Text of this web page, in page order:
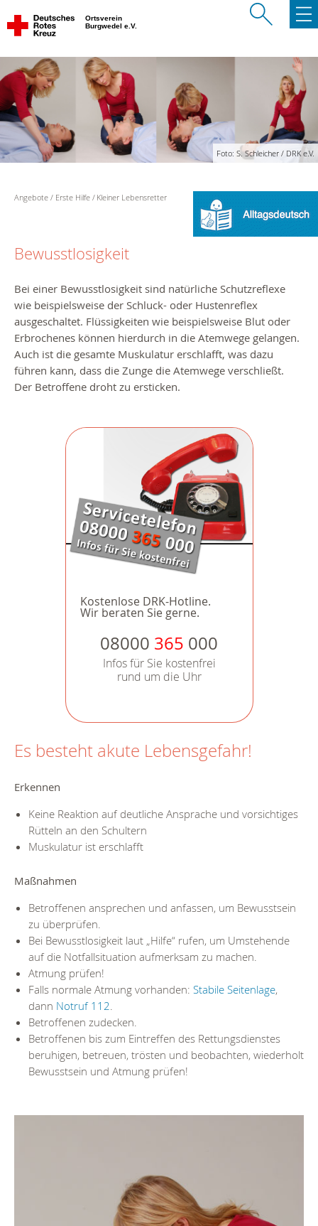
Ortsverein
Burgwedel e.V.
Foto: S. Schleicher / DRK e.V.
Angebote Erste Hilfe Kleiner Lebensretter
Bewusstlosigkeit
Bei einer Bewusstlosigkeit sind natürliche Schutzreflexe
wie beispielsweise der Schluck- oder Hustenreflex
ausgeschaltet. Flüssigkeiten wie beispielsweise Blut oder
Erbrochenes können hierdurch in die Atemwege gelangen.
Auch ist die gesamte Muskulatur erschlafft, was dazu
führen kann, dass die Zunge die Atemwege verschließt.
Der Betroffene droht zu ersticken.
Kostenlose DRK-Hotline.
Wir beraten Sie gerne.
08000 365 000
Infos für Sie kostenfrei
rund um die Uhr
Es besteht akute Lebensgefahr!
Erkennen
Keine Reaktion auf deutliche Ansprache und vorsichtiges
Rütteln an den Schultern
Muskulatur ist erschlafft
Maßnahmen
Betroffenen ansprechen und anfassen, um Bewusstsein
zu überprüfen.
Bei Bewusstlosigkeit laut „Hilfe“ rufen, um Umstehende
auf die Notfallsituation aufmerksam zu machen.
Atmung prüfen!
Falls normale Atmung vorhanden: Stabile Seitenlage,
dann Notruf 112.
Betroffenen zudecken.
Betroffenen bis zum Eintreffen des Rettungsdienstes
beruhigen, betreuen, trösten und beobachten, wiederholt
Bewusstsein und Atmung prüfen!